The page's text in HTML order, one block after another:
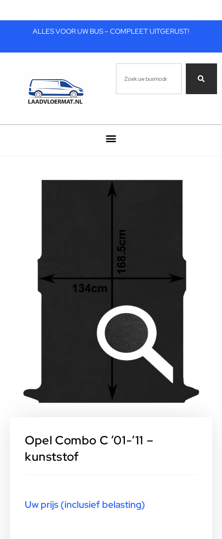
ALLES VOOR UW BUS – COMPLEET UITGERUST!
Opel Combo C ’01-’11 –
kunststof
Uw prijs (inclusief belasting)